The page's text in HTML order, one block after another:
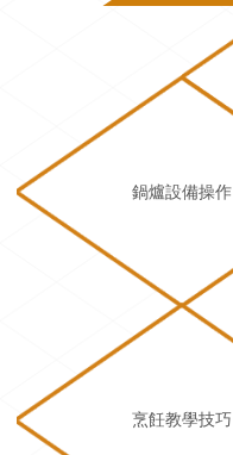
鍋爐設備操作
烹飪教學技巧